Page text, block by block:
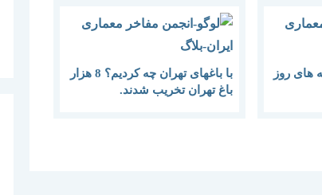
های روز
با باغهای تهران چه کردیم؟ 8 هزار
باغ تهران تخریب شدند.